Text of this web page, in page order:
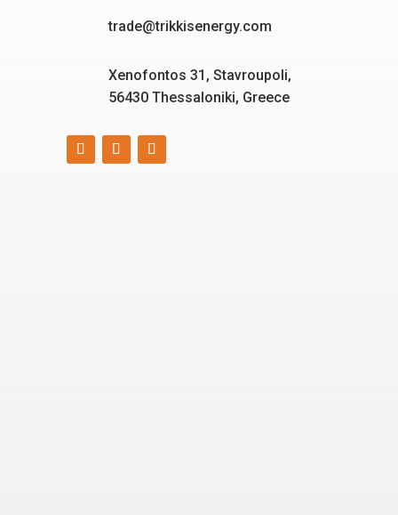
trade@trikkisenergy.com
Xenofontos 31, Stavroupoli,
56430 Thessaloniki, Greece